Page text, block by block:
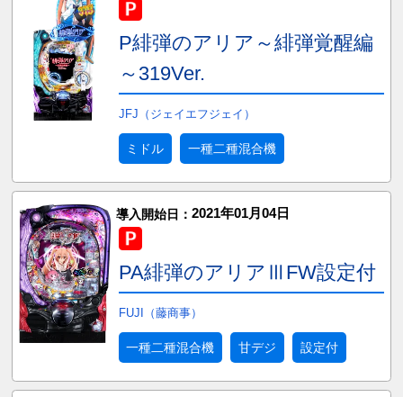
P緋弾のアリア～緋弾覚醒編
～319Ver.
JFJ（ジェイエフジェイ）
ミドル 一種二種混合機
導入開始日： 2021年01月04日
PA緋弾のアリアⅢFW設定付
FUJI（藤商事）
一種二種混合機 甘デジ 設定付